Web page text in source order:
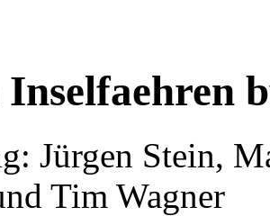
Jürgen Stein,
Tim Wagner